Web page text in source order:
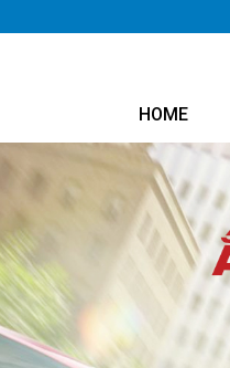
HOME